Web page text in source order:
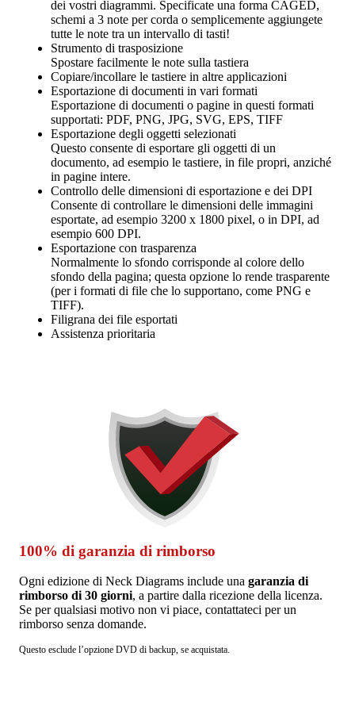
dei vostri diagrammi. Specificate una forma CAGED,
schemi a 3 note per corda o semplicemente aggiungete
tutte le note tra un intervallo di tasti!
Strumento di trasposizione
Spostare facilmente le note sulla tastiera
Copiare/incollare le tastiere in altre applicazioni
Esportazione di documenti in vari formati
Esportazione di documenti o pagine in questi formati
supportati: PDF, PNG, JPG, SVG, EPS, TIFF
Esportazione degli oggetti selezionati
Questo consente di esportare gli oggetti di un
documento, ad esempio le tastiere, in file propri, anziché
in pagine intere.
Controllo delle dimensioni di esportazione e dei DPI
Consente di controllare le dimensioni delle immagini
esportate, ad esempio 3200 x 1800 pixel, o in DPI, ad
esempio 600 DPI.
Esportazione con trasparenza
Normalmente lo sfondo corrisponde al colore dello
sfondo della pagina; questa opzione lo rende trasparente
(per i formati di file che lo supportano, come PNG e
TIFF).
Filigrana dei file esportati
Assistenza prioritaria
100% di garanzia di rimborso
Ogni edizione di Neck Diagrams include una garanzia di
rimborso di 30 giorni, a partire dalla ricezione della licenza.
Se per qualsiasi motivo non vi piace, contattateci per un
rimborso senza domande.
Questo esclude l’opzione DVD di backup, se acquistata.